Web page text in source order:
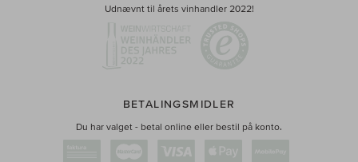
Udnævnt til årets vinhandler 2022!
BETALINGSMIDLER
Du har valget - betal online eller bestil på konto.